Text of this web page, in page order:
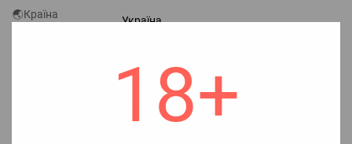
18+
🌏Країна
Україна
30 мл
С холодком